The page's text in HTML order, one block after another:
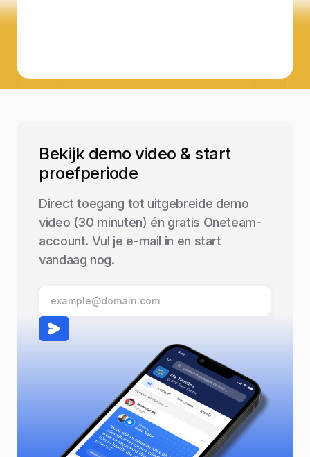
Bekijk demo video & start
proefperiode
Direct toegang tot uitgebreide demo
video (30 minuten) én gratis Oneteam-
account. Vul je e-mail in en start
vandaag nog.